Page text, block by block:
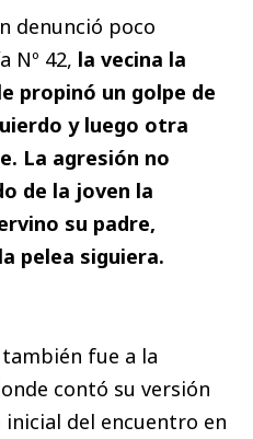
denunció poco
Nº 42, la vecina la
propinó un golpe de
y luego otra
La agresión no
de la joven la
su padre,
pelea siguiera.
fue a la
contó su versión
inicial del encuentro en